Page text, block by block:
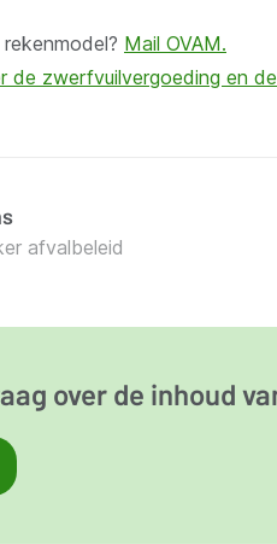
Mail OVAM.
de zwerfvuilvergoeding en
afvalbeleid
over de inhoud